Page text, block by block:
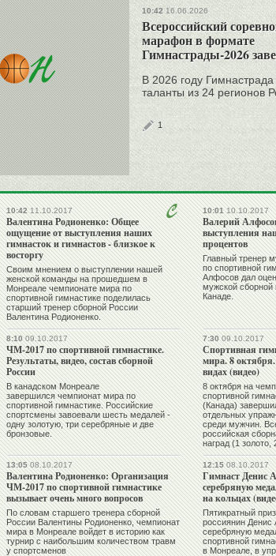
10:4216.06.2026
Всероссийский
марафон в формате
Гимнастрады-2026
В 2026 году
таланты из 24 регионов
1
10:4211.10.2017
Валентина Родионенко: Общее
ощущение от выступления наших
гимнасток и гимнастов - близкое к
восторгу
Своим мнением о выступлении нашей
женской команды на прошедшем в
Монреале чемпионате мира по
спортивной гимнастике поделилась
старший тренер сборной России
Валентина Родионенко.
10:0110.10.2017
Валерий
выступления
процентов
Главный тренер
по спортивной
Алфосов дал
мужской сборной
Канаде.
8:1009.10.2017
ЧМ-2017 по спортивной гимнастике.
Результаты, видео, состав сборной
России
В канадском Монреале
завершился чемпионат мира по
спортивной гимнастике. Российские
спортсмены завоевали шесть медалей -
одну золотую, три серебряные и две
бронзовые.
7:3009.10.2017
Спортивная
мира. 8
видах (видео)
8 октября на
спортивной
(Канада)
отдельных
среди мужчин.
российская
наград (1
13:0508.10.2017
Валентина Родионенко: Организация
ЧМ-2017 по спортивной гимнастике
вызывает очень много вопросов
По словам старшего тренера сборной
России Валентины Родионенко, чемпионат
мира в Монреале войдет в историю как
турнир с наибольшим количеством травм
у спортсменов
12:1508.10.2017
Гимнаст Денис
серебряную
на кольцах
Пятикратный
россиянин Денис
серебряную
спортивной
в Монреале, в